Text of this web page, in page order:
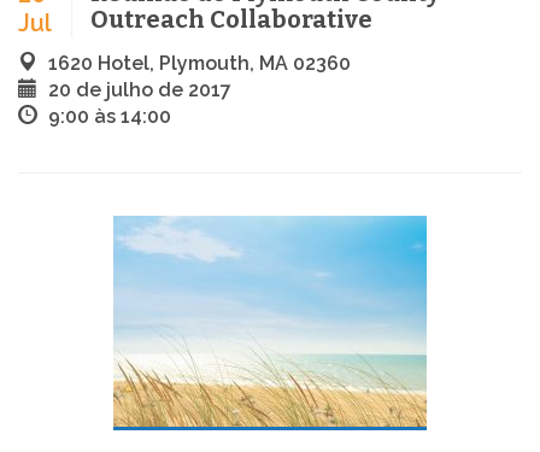
Jul
Outreach Collaborative
1620 Hotel, Plymouth, MA 02360
20 de julho de 2017
9:00 às 14:00